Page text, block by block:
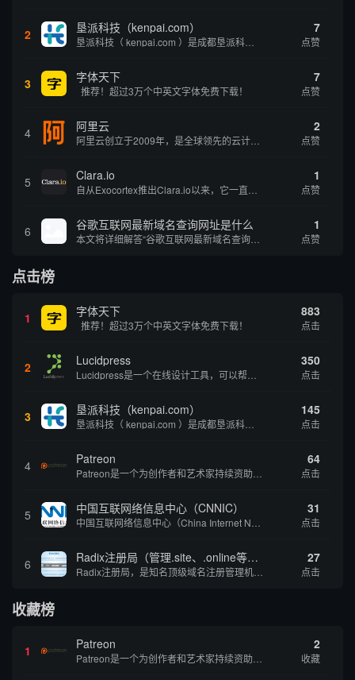
2 垦派科技（kenpai.com） 7
点赞
3 字体天下
推荐！超过3万个中英文字体免费下载！
7
点赞
4 阿里云 2
点赞
5 Clara.io 1
点赞
6 谷歌互联网最新域名查询网址是什么 1
点赞
点击榜
1 字体天下
推荐！超过3万个中英文字体免费下载！
883
点击
2 Lucidpress 350
点击
3 垦派科技（kenpai.com） 145
点击
4 Patreon 64
点击
5 中国互联网络信息中心（CNNIC） 31
点击
6 Radix注册局（管理.site、.online等顶级域名） 27
点击
收藏榜
1 Patreon 2
收藏